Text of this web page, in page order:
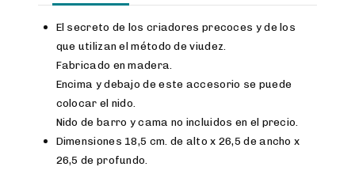
El secreto de los criadores precoces y de los
que utilizan el método de viudez.
Fabricado en madera.
Encima y debajo de este accesorio se puede
colocar el nido.
Nido de barro y cama no incluidos en el precio.
Dimensiones 18,5 cm. de alto x 26,5 de ancho x
26,5 de profundo.